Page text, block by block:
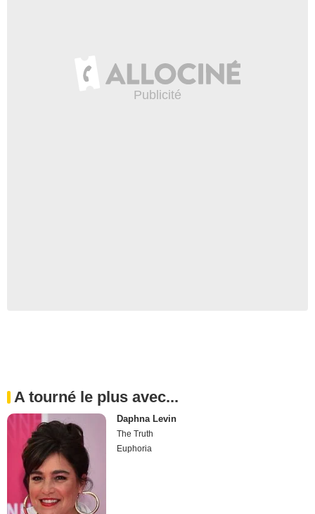
A tourné le plus avec...
Daphna Levin
The Truth
Euphoria